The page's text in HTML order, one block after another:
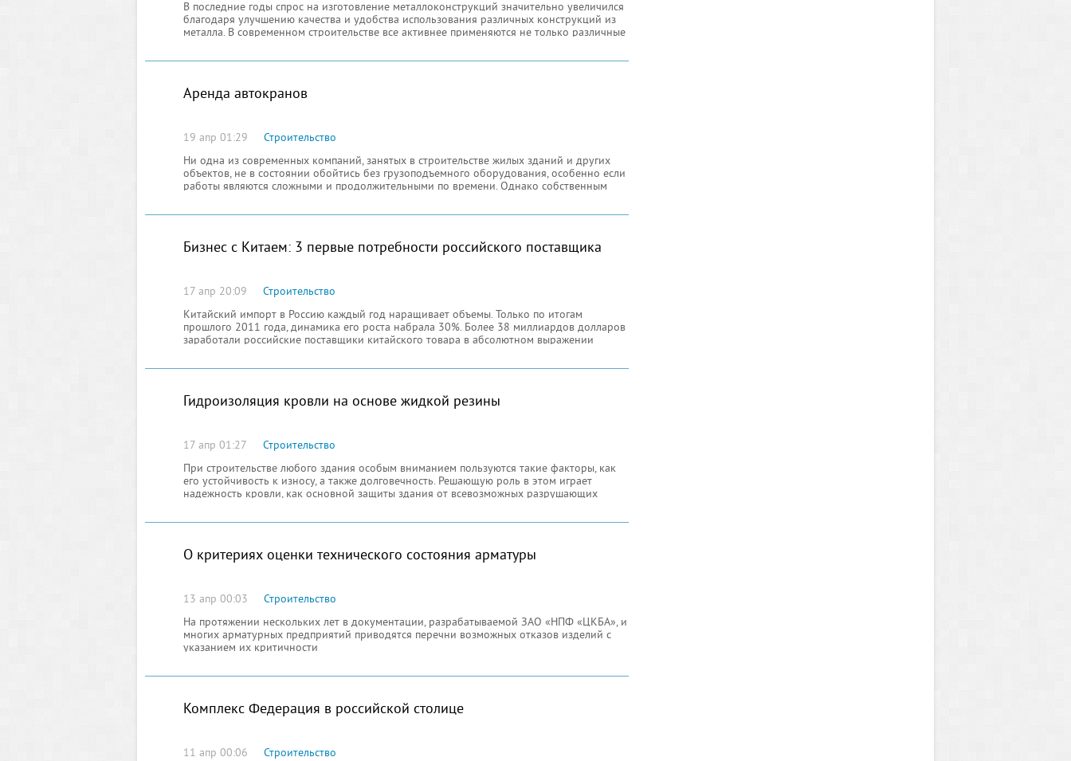
В последние годы спрос на изготовление металлоконструкций значительно увеличился
благодаря улучшению качества и удобства использования различных конструкций из
металла. В современном строительстве все активнее применяются не только различные
Аренда автокранов
19 апр 01:29
Строительство
Ни одна из современных компаний, занятых в строительстве жилых зданий и других
объектов, не в состоянии обойтись без грузоподъемного оборудования, особенно если
работы являются сложными и продолжительными по времени. Однако собственным
Бизнес с Китаем: 3 первые потребности российского поставщика
17 апр 20:09
Строительство
Китайский импорт в Россию каждый год наращивает объемы. Только по итогам
прошлого 2011 года, динамика его роста набрала 30%. Более 38 миллиардов долларов
заработали российские поставщики китайского товара в абсолютном выражении
Гидроизоляция кровли на основе жидкой резины
17 апр 01:27
Строительство
При строительстве любого здания особым вниманием пользуются такие факторы, как
его устойчивость к износу, а также долговечность. Решающую роль в этом играет
надежность кровли, как основной защиты здания от всевозможных разрушающих
О критериях оценки технического состояния арматуры
13 апр 00:03
Строительство
На протяжении нескольких лет в документации, разрабатываемой ЗАО «НПФ «ЦКБА», и
многих арматурных предприятий приводятся перечни возможных отказов изделий с
указанием их критичности
Комплекс Федерация в российской столице
11 апр 00:06
Строительство